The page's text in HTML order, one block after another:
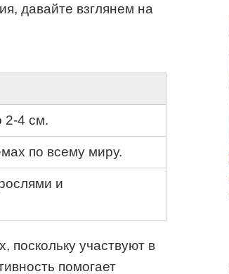
давайте взглянем на
2-4 см.
по всему миру.
и
поскольку участвуют в
помогает